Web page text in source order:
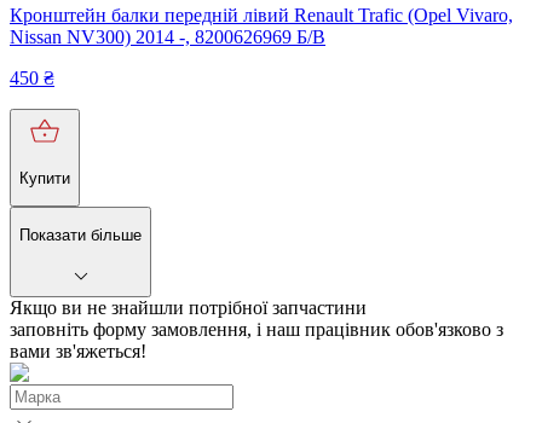
Кронштейн балки передній лівий Renault Trafic (Opel Vivaro,
Nissan NV300) 2014 -, 8200626969 Б/В
450 ₴
Купити
Показати більше
Якщо ви не знайшли потрібної запчастини
заповніть форму замовлення, і наш працівник обов'язково з
вами зв'яжеться!